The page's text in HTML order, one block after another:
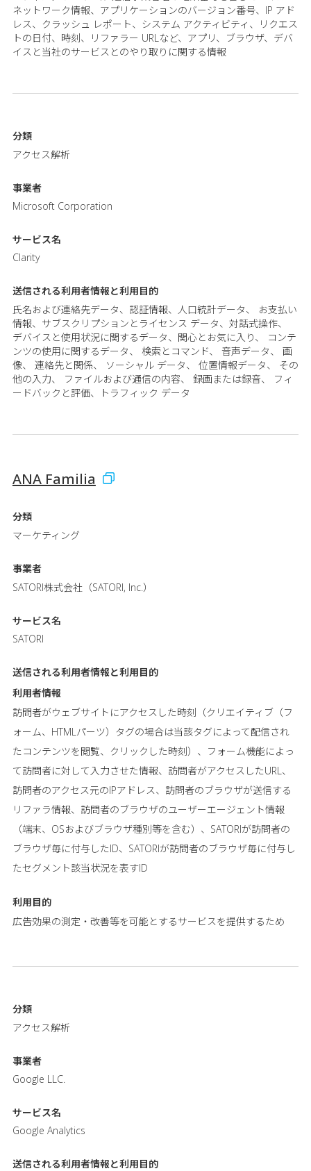
ネットワーク情報、アプリケーションのバージョン番号、IP アド
レス、クラッシュ レポート、システム アクティビティ、リクエス
トの日付、時刻、リファラー URLなど、アプリ、ブラウザ、デバ
イスと当社のサービスとのやり取りに関する情報
分類
アクセス解析
事業者
Microsoft Corporation
サービス名
Clarity
送信される利用者情報と利用目的
氏名および連絡先データ、認証情報、人口統計データ、 お支払い
情報、サブスクリプションとライセンス データ、対話式操作、
デバイスと使用状況に関するデータ、関心とお気に入り、 コンテ
ンツの使用に関するデータ、 検索とコマンド、 音声データ、 画
像、 連絡先と関係、 ソーシャル データ、 位置情報データ、 その
他の入力、 ファイルおよび通信の内容、 録画または録音、 フィ
ードバックと評価、トラフィック データ
ANA Familia
分類
マーケティング
事業者
SATORI株式会社（SATORI, Inc.）
サービス名
SATORI
送信される利用者情報と利用目的
利用者情報
訪問者がウェブサイトにアクセスした時刻（クリエイティブ（フ
ォーム、HTMLパーツ）タグの場合は当該タグによって配信され
たコンテンツを閲覧、クリックした時刻）、フォーム機能によっ
て訪問者に対して入力させた情報、訪問者がアクセスしたURL、
訪問者のアクセス元のIPアドレス、訪問者のブラウザが送信する
リファラ情報、訪問者のブラウザのユーザーエージェント情報
（端末、OSおよびブラウザ種別等を含む）、SATORIが訪問者の
ブラウザ毎に付与したID、SATORIが訪問者のブラウザ毎に付与し
たセグメント該当状況を表すID
利用目的
広告効果の測定・改善等を可能とするサービスを提供するため
分類
アクセス解析
事業者
Google LLC.
サービス名
Google Analytics
送信される利用者情報と利用目的